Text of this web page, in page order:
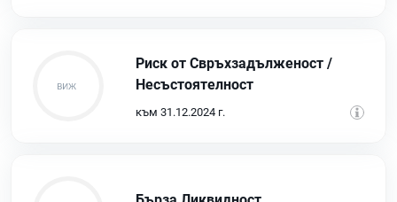
Риск от Свръхзадълженост /
Несъстоятелност
към 31.12.2024 г.